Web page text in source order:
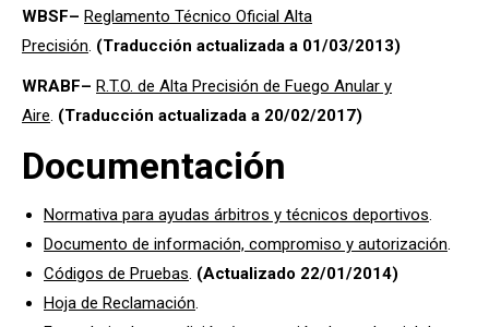
WBSF– Reglamento Técnico Oficial Alta
Precisión. (Traducción actualizada a 01/03/2013)
WRABF– R.T.O. de Alta Precisión de Fuego Anular y
Aire. (Traducción actualizada a 20/02/2017)
Documentación
Normativa para ayudas árbitros y técnicos deportivos.
Documento de información, compromiso y autorización.
Códigos de Pruebas. (Actualizado 22/01/2014)
Hoja de Reclamación.